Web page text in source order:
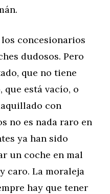
concesionarios
dudosos. Pero
que no tiene
está vacío, o
con
no es nada raro en
ya han sido
un coche en mal
caro. La moraleja
hay que tener